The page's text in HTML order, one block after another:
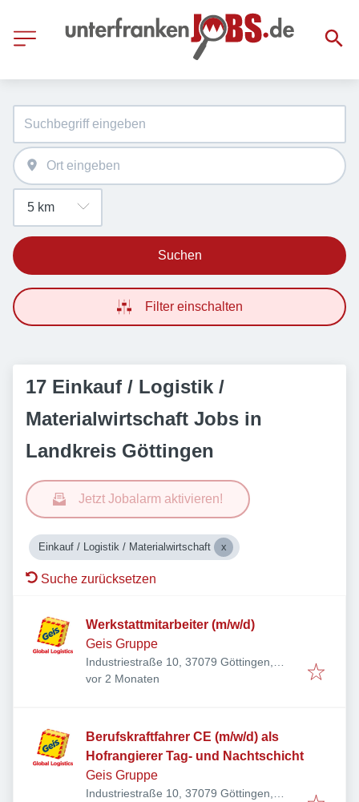
Suchen
Filter einschalten
17 Einkauf / Logistik /
Materialwirtschaft Jobs in
Landkreis Göttingen
Jetzt Jobalarm aktivieren!
Einkauf / Logistik / Materialwirtschaft
Suche zurücksetzen
Werkstattmitarbeiter (m/w/d)
Geis Gruppe
Industriestraße 10, 37079 Göttingen,
Deutschland
Veröffentlicht:
vor 2 Monaten
Berufskraftfahrer CE (m/w/d) als
Hofrangierer Tag- und Nachtschicht
Geis Gruppe
Industriestraße 10, 37079 Göttingen,